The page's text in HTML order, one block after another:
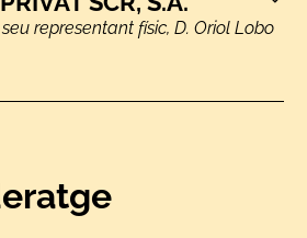
representant físic, D. Oriol Lobo